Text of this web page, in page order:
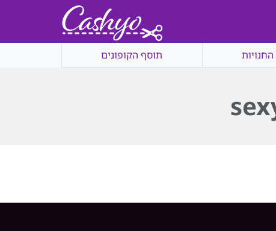
תוסף הקופונים